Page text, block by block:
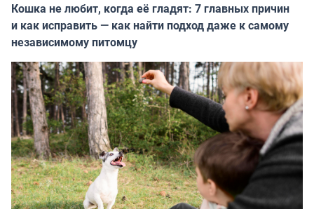
Кошка не любит, когда её гладят: 7 главных причин
и как исправить — как найти подход даже к самому
независимому питомцу